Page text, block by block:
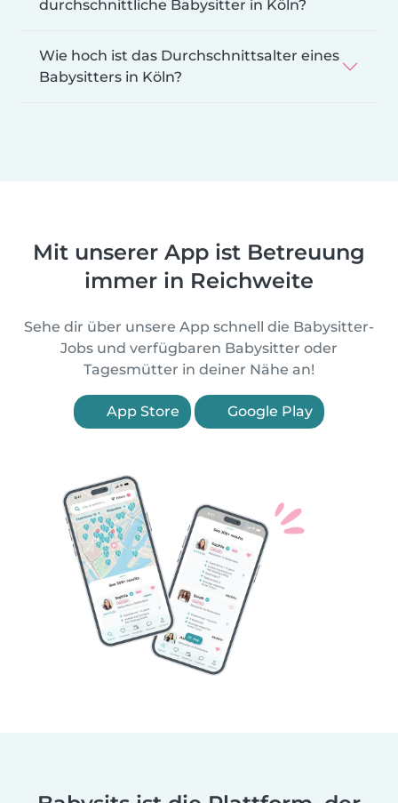
durchschnittliche Babysitter in Köln?
Wie hoch ist das Durchschnittsalter eines
Babysitters in Köln?
Mit unserer App ist Betreuung
immer in Reichweite
Sehe dir über unsere App schnell die Babysitter-
Jobs und verfügbaren Babysitter oder
Tagesmütter in deiner Nähe an!
App Store Google Play